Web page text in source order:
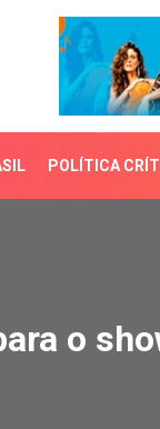
POLÍTICA
o